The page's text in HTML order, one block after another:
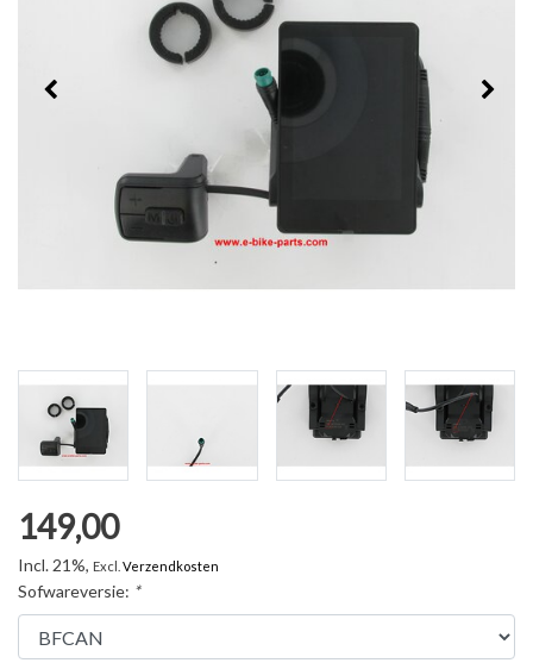
149,00
Incl. 21%, Excl. Verzendkosten
Sofwareversie: *